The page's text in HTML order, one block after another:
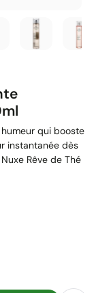
qui booste
instantanée dès
Rêve de Thé